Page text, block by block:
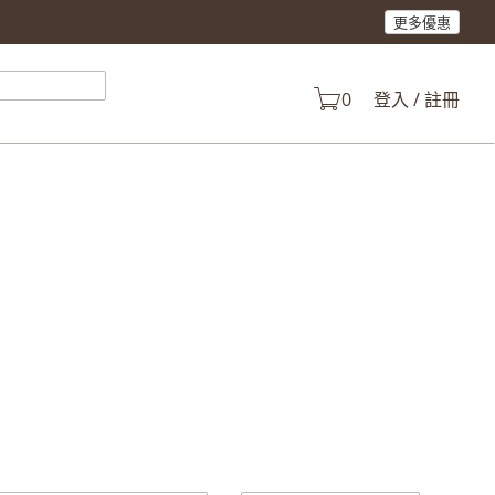
更多優惠
品。
0 登入 / 註冊